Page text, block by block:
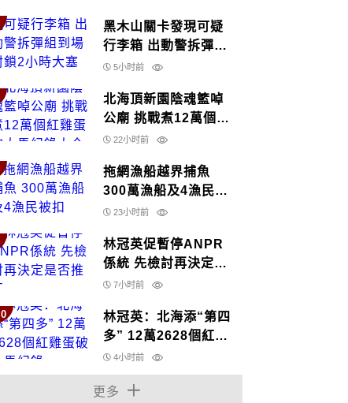
黑木山關卡發現可疑
行李箱 出動警拆彈組
到場 封鎖2小時大塞
5小时前
北海頂新園陰魂籃啅
公廟 挑戰煮12萬個紅
雞蛋 破大馬紀錄大全
22小时前
拖網漁船越界捕魚
300萬漁船及4漁民被
扣23小时前
林冠英促暫停ANPR
係統 先檢討再決定是
否推行
7小时前
林冠英：北海添“第四
多” 12萬2628個紅雞
蛋破大馬紀錄
4小时前
更多